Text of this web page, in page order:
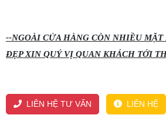
--NGOÀI CỬA HÀNG CÒN NHIỀU
ĐẸP XIN QUÝ VỊ QUAN KHÁCH TỚI
LIÊN HỆ TƯ VẤN LIÊN HỆ